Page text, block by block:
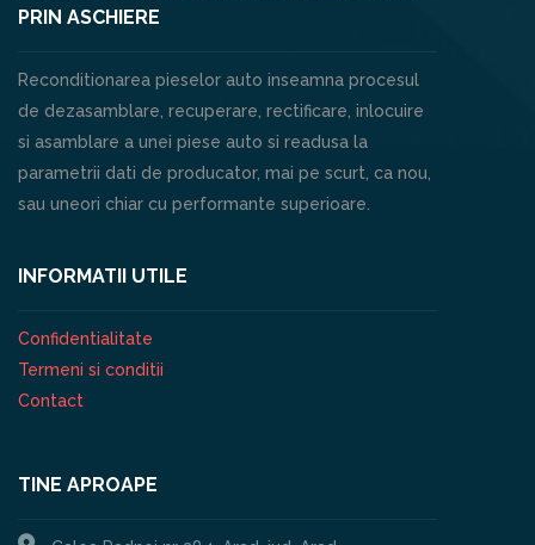
PRIN ASCHIERE
Reconditionarea pieselor auto inseamna procesul
de dezasamblare, recuperare, rectificare, inlocuire
si asamblare a unei piese auto si readusa la
parametrii dati de producator, mai pe scurt, ca nou,
sau uneori chiar cu performante superioare.
INFORMATII UTILE
Confidentialitate
Termeni si conditii
Contact
TINE APROAPE